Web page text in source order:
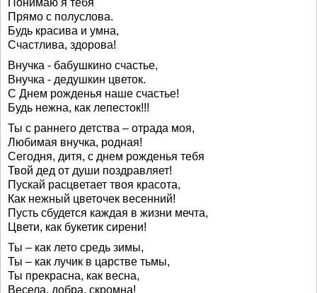
Понимаю я тебя
Прямо с полуслова.
Будь красива и умна,
Счастлива, здорова!
Внучка - бабушкино счастье,
Внучка - дедушкин цветок.
С Днем рожденья наше счастье!
Будь нежна, как лепесток!!!
Ты с раннего детства – отрада моя,
Любимая внучка, родная!
Сегодня, дитя, с днем рожденья тебя
Твой дед от души поздравляет!
Пускай расцветает твоя красота,
Как нежный цветочек весенний!
Пусть сбудется каждая в жизни мечта,
Цвети, как букетик сирени!
Ты – как лето средь зимы,
Ты – как лучик в царстве тьмы,
Ты прекрасна, как весна,
Весела, добра, скромна!